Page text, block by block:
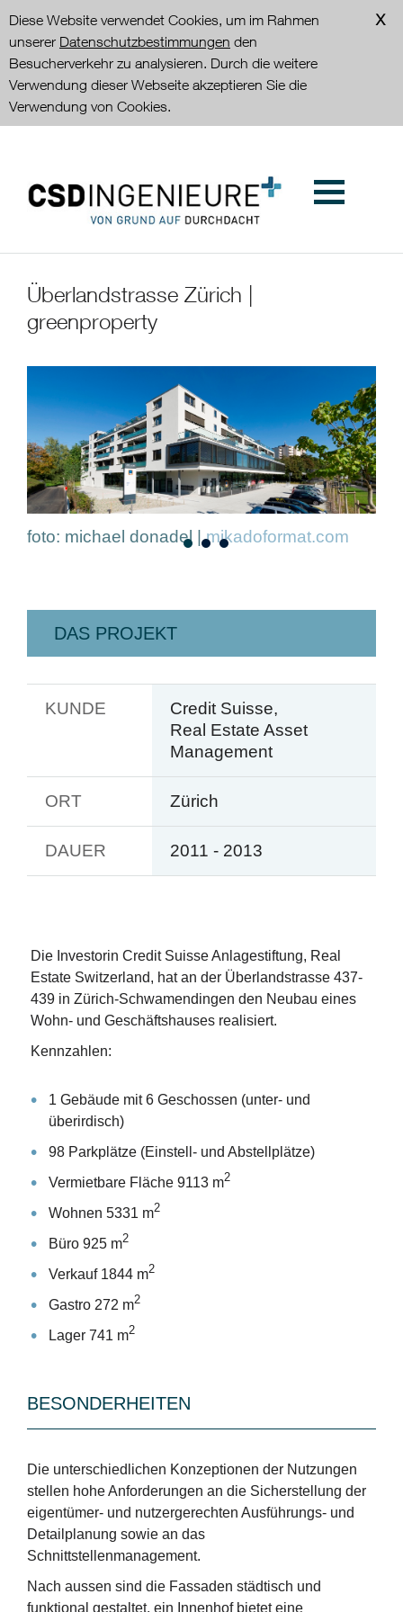
Diese Website verwendet Cookies, um im Rahmen
unserer Datenschutzbestimmungen den
Besucherverkehr zu analysieren. Durch die weitere
Verwendung dieser Webseite akzeptieren Sie die
Verwendung von Cookies.
Überlandstrasse Zürich |
greenproperty
foto: michael donadel |mikadoformat.com
DAS PROJEKT
KUNDE
Credit Suisse,
Real Estate Asset
Management
ORT Zürich
DAUER 2011 - 2013
Die Investorin Credit Suisse Anlagestiftung, Real
Estate Switzerland, hat an der Überlandstrasse 437-
439 in Zürich-Schwamendingen den Neubau eines
Wohn- und Geschäftshauses realisiert.
Kennzahlen:
1 Gebäude mit 6 Geschossen (unter- und
überirdisch)
98 Parkplätze (Einstell- und Abstellplätze)
Vermietbare Fläche 9113 m2
Wohnen 5331 m2
Büro 925 m2
Verkauf 1844 m2
Gastro 272 m2
Lager 741 m2
BESONDERHEITEN
Die unterschiedlichen Konzeptionen der Nutzungen
stellen hohe Anforderungen an die Sicherstellung der
eigentümer- und nutzergerechten Ausführungs- und
Detailplanung sowie an das
Schnittstellenmanagement.
Nach aussen sind die Fassaden städtisch und
funktional gestaltet, ein Innenhof bietet eine